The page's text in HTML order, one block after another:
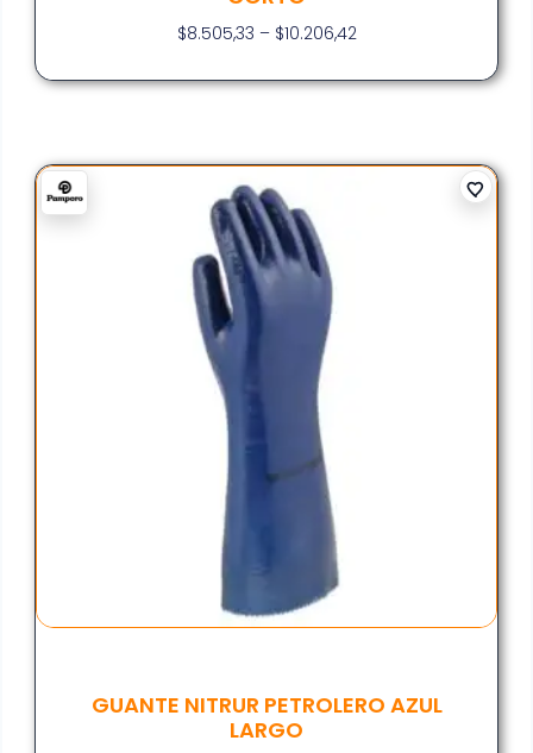
$8.505,33 – $10.206,42
GUANTE NITRUR PETROLERO AZUL
LARGO